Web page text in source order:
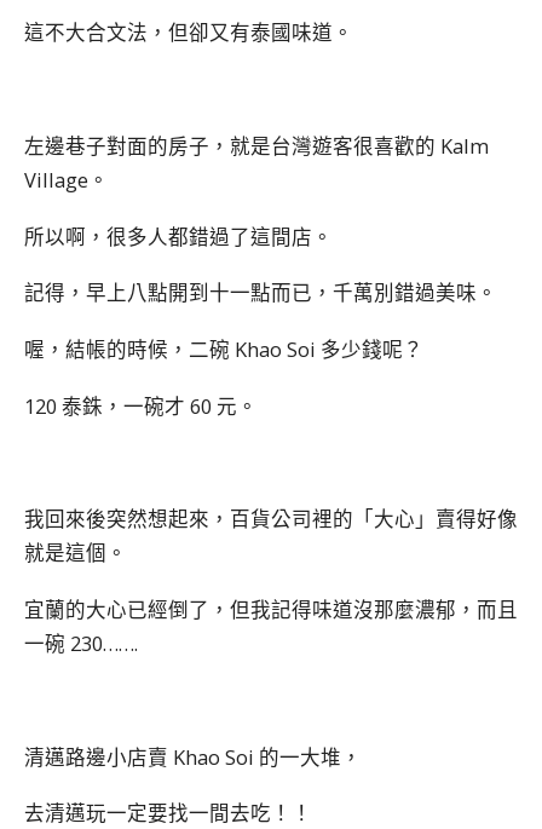
這不大合文法，但卻又有泰國味道。
左邊巷子對面的房子，就是台灣遊客很喜歡的 Kalm
Village。
所以啊，很多人都錯過了這間店。
記得，早上八點開到十一點而已，千萬別錯過美味。
喔，結帳的時候，二碗 Khao Soi 多少錢呢？
120 泰銖，一碗才 60 元。
我回來後突然想起來，百貨公司裡的「大心」賣得好像
就是這個。
宜蘭的大心已經倒了，但我記得味道沒那麼濃郁，而且
一碗 230…….
清邁路邊小店賣 Khao Soi 的一大堆，
去清邁玩一定要找一間去吃！！